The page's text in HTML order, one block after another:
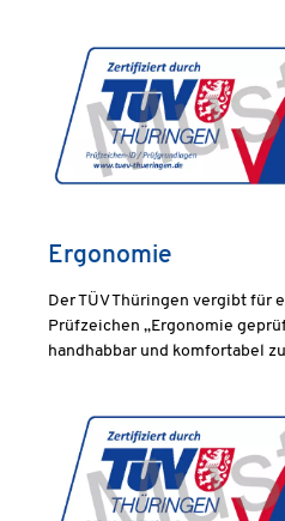
Ergonomie
Der TÜV Thüringen vergibt für
Prüfzeichen „Ergonomie
handhabbar und komfortabel